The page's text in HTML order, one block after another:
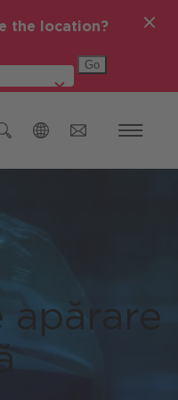
the location?
apărare